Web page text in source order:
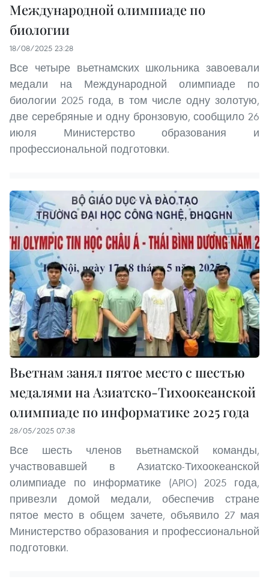
Международной олимпиаде по
биологии
18/08/2025 23:28
Все четыре вьетнамских школьника завоевали
медали на Международной олимпиаде по
биологии 2025 года, в том числе одну золотую,
две серебряные и одну бронзовую, сообщило 26
июля Министерство образования и
профессиональной подготовки.
Вьетнам занял пятое место с шестью
медалями на Азиатско-Тихоокеанской
олимпиаде по информатике 2025 года
28/05/2025 07:38
Все шесть членов вьетнамской команды,
участвовавшей в Азиатско-Тихоокеанской
олимпиаде по информатике (APIO) 2025 года,
привезли домой медали, обеспечив стране
пятое место в общем зачете, объявило 27 мая
Министерство образования и профессиональной
подготовки.